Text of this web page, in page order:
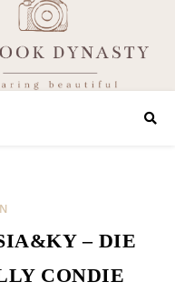
– DIE
CONDIE